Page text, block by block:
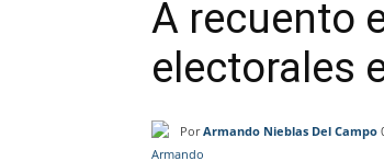
A recuento
electorales
Por Armando Nieblas Del Campo